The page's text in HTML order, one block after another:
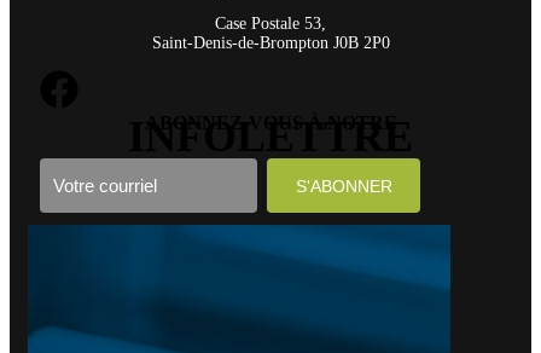
Case Postale 53,
Saint-Denis-de-Brompton J0B 2P0